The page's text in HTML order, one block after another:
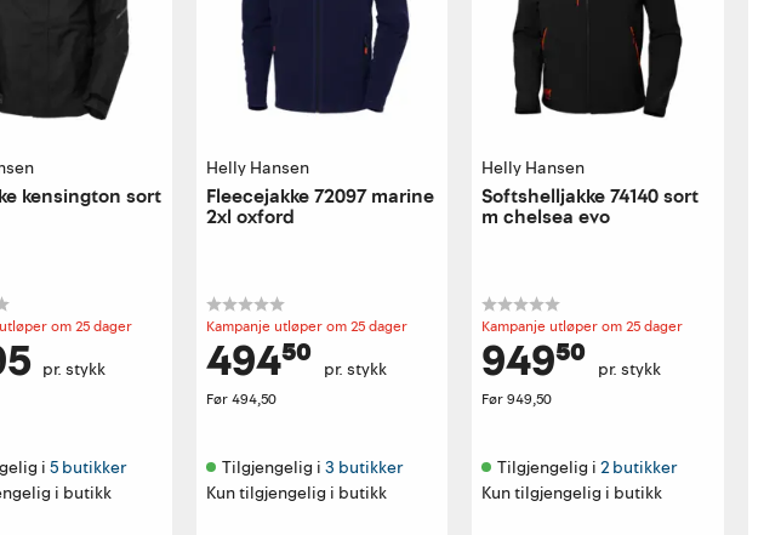
kensington sort
om 25 dager
pr. stykk
i 5 butikker
i butikk
Helly Hansen
Fleecejakke 72097 marine
2xl oxford
Kampanje utløper om 25 dager
494⁵⁰ pr. stykk
Før494,50
Tilgjengelig i 3 butikker
Kun tilgjengelig i butikk
Helly Hansen
Softshelljakke 74140 sort
m chelsea evo
Kampanje utløper om 25 dager
949⁵⁰ pr. stykk
Før 949,50
Tilgjengelig i 2 butikker
Kun tilgjengelig i butikk